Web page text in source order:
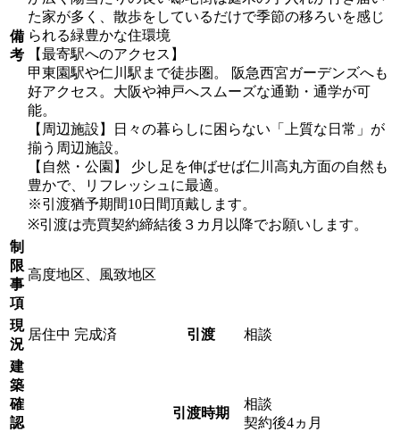
備
考
た家が多く、散歩をしているだけで季節の移ろいを感じ
られる緑豊かな住環境
【最寄駅へのアクセス】
甲東園駅や仁川駅まで徒歩圏。 阪急西宮ガーデンズへも
好アクセス。大阪や神戸へスムーズな通勤・通学が可
能。
【周辺施設】日々の暮らしに困らない「上質な日常」が
揃う周辺施設。
【自然・公園】 少し足を伸ばせば仁川高丸方面の自然も
豊かで、リフレッシュに最適。
※引渡猶予期間10日間頂戴します。
※引渡は売買契約締結後３カ月以降でお願いします。
制
限
事
項
高度地区、風致地区
現
況
居住中 完成済 引渡 相談
建
築
確
認
引渡時期
相談
契約後4ヵ月